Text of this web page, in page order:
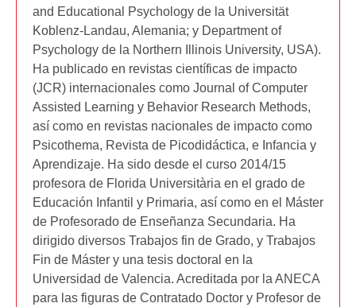
and Educational Psychology de la Universität
Koblenz-Landau, Alemania; y Department of
Psychology de la Northern Illinois University, USA).
Ha publicado en revistas científicas de impacto
(JCR) internacionales como Journal of Computer
Assisted Learning y Behavior Research Methods,
así como en revistas nacionales de impacto como
Psicothema, Revista de Picodidáctica, e Infancia y
Aprendizaje. Ha sido desde el curso 2014/15
profesora de Florida Universitària en el grado de
Educación Infantil y Primaria, así como en el Máster
de Profesorado de Enseñanza Secundaria. Ha
dirigido diversos Trabajos fin de Grado, y Trabajos
Fin de Máster y una tesis doctoral en la
Universidad de Valencia. Acreditada por la ANECA
para las figuras de Contratado Doctor y Profesor de